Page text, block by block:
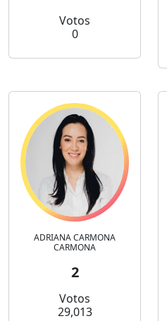
Votos
0
ADRIANA CARMONA
CARMONA
2
Votos
29,013